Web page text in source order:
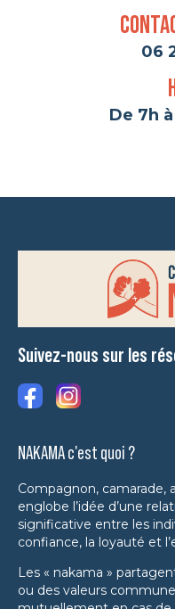
06
De 7h
Suivez-nous sur les
NAKAMA c'est quoi ?
Compagnon,
englobe l’idée d’une
significative entre les
confiance, la loyauté et
Les « nakama »
ou des valeurs